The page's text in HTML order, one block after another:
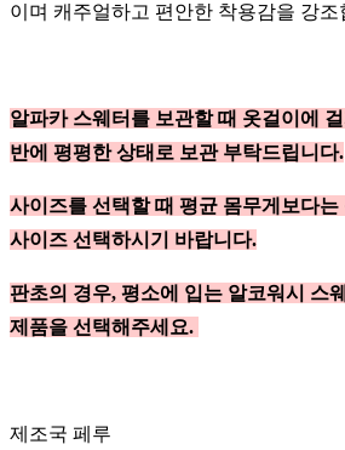
이며 캐주얼하고 편안한 착용감을 강조
알파카 스웨터를 보관할 때 옷걸이에
반에 평평한 상태로 보관 부탁드립니다.
사이즈를 선택할 때 평균 몸무게보다
사이즈 선택하시기 바랍니다.
판초의 경우, 평소에 입는 알코워시 스
제품을 선택해주세요.
제조국 페루